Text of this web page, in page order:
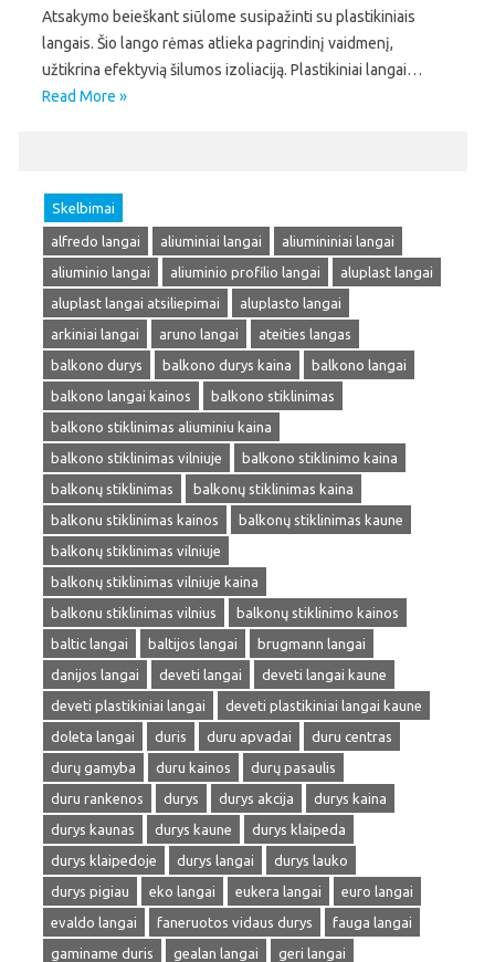
Atsakymo beieškant siūlome susipažinti su plastikiniais
langais. Šio lango rėmas atlieka pagrindinį vaidmenį,
užtikrina efektyvią šilumos izoliaciją. Plastikiniai langai…
Read More »
Skelbimai
alfredo langai aliuminiai langai
aliumininiai langai
aliuminio langai
aliuminio profilio langai
aluplast langai
aluplast langai atsiliepimai
aluplasto langai
arkiniai langai
aruno langai
ateities langas
balkono durys
balkono durys kaina
balkono langai
balkono langai kainos
balkono stiklinimas
balkono stiklinimas aliuminiu kaina
balkono stiklinimas vilniuje
balkono stiklinimo kaina
balkonų stiklinimas
balkonų stiklinimas kaina
balkonu stiklinimas kainos
balkonų stiklinimas kaune
balkonų stiklinimas vilniuje
balkonų stiklinimas vilniuje kaina
balkonu stiklinimas vilnius
balkonų stiklinimo kainos
baltic langai
baltijos langai
brugmann langai
danijos langai
deveti langai
deveti langai kaune
deveti plastikiniai langai
deveti plastikiniai langai kaune
doleta langai
duris duru apvadai
duru centras
durų gamyba
duru kainos
durų pasaulis
duru rankenos
durys durys akcija
durys kaina
durys kaunas
durys kaune
durys klaipeda
durys klaipedoje
durys langai
durys lauko
durys pigiau
eko langai eukera langai
euro langai
evaldo langai
faneruotos vidaus durys
fauga langai
gaminame duris
gealan langai
geri langai